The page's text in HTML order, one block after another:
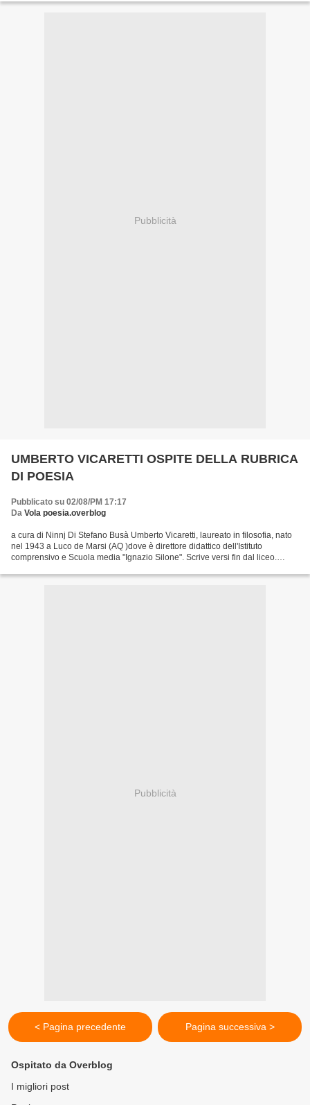
Pubblicità
UMBERTO VICARETTI OSPITE DELLA RUBRICA
DI POESIA
Pubblicato su 02/08/PM 17:17
Da Vola poesia.overblog
a cura di Ninnj Di Stefano Busà Umberto Vicaretti, laureato in filosofia, nato
nel 1943 a Luco de Marsi (AQ )dove è direttore didattico dell'Istituto
comprensivo e Scuola media "Ignazio Silone". Scrive versi fin dal liceo.
Pubblicità
< Pagina precedente Pagina successiva >
Ospitato da Overblog
I migliori post